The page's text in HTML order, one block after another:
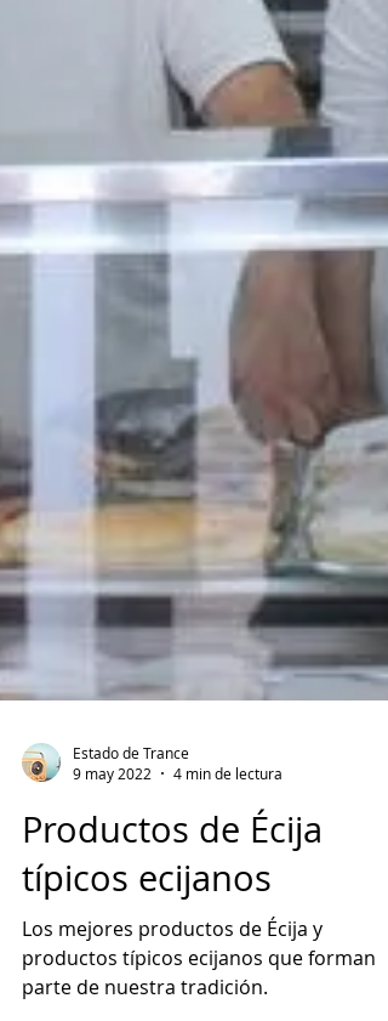
Estado de Trance
9 may 2022
4 min de lectura
Productos de Écija
típicos ecijanos